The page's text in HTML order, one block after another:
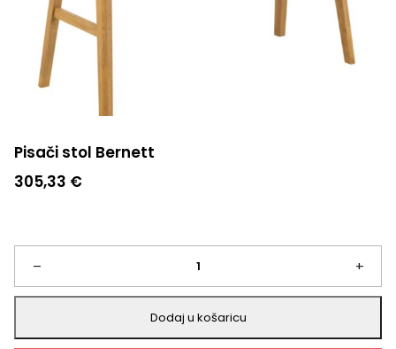
Pisači stol Bernett
305,33 €
–
Pisači
stol
Bernett
+
Dodaj u košaricu